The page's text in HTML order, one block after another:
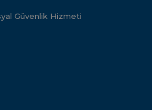
Güvenlik Hizmeti